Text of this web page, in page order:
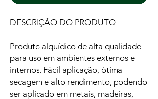
DESCRIÇÃO DO PRODUTO
Produto alquídico de alta qualidade
para uso em ambientes externos e
internos. Fácil aplicação, ótima
secagem e alto rendimento, podendo
ser aplicado em metais, madeiras,